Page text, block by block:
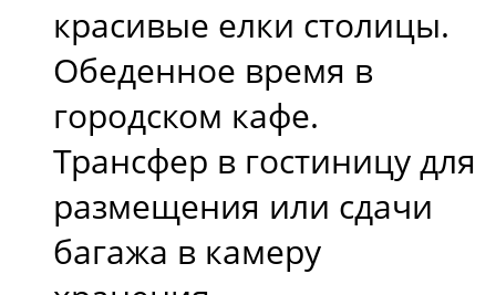
красивые елки столицы.
Обеденное время в
городском кафе.
Трансфер в гостиницу для
размещения или сдачи
багажа в камеру